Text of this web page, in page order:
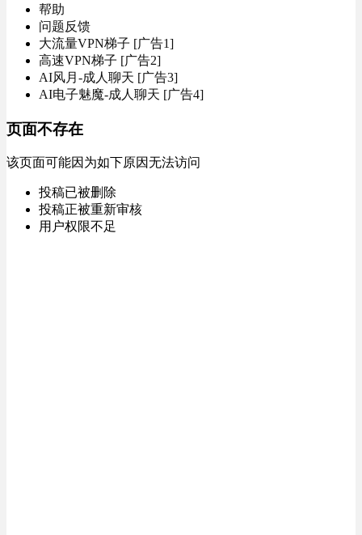
帮助
问题反馈
大流量VPN梯子 [广告1]
高速VPN梯子 [广告2]
AI风月-成人聊天 [广告3]
AI电子魅魔-成人聊天 [广告4]
页面不存在
该页面可能因为如下原因无法访问
投稿已被删除
投稿正被重新审核
用户权限不足